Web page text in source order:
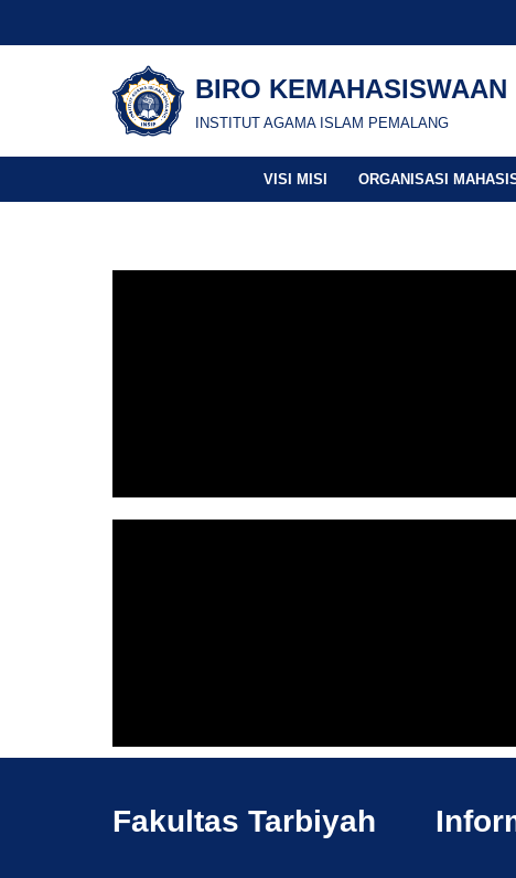
BIRO KEMAHASISWAAN
INSTITUT AGAMA ISLAM PEMALANG
VISI MISI ORGANISASI
Fakultas Tarbiyah